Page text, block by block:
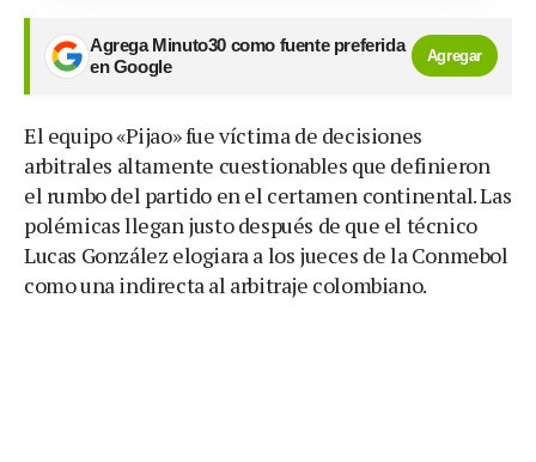
Agrega Minuto30 como fuente preferida
en Google
Agregar
El equipo «Pijao» fue víctima de decisiones
arbitrales altamente cuestionables que definieron
el rumbo del partido en el certamen continental. Las
polémicas llegan justo después de que el técnico
Lucas González elogiara a los jueces de la Conmebol
como una indirecta al arbitraje colombiano.